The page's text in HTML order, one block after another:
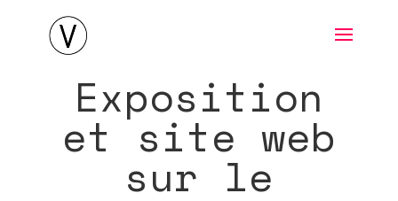
Exposition
et site web
sur le